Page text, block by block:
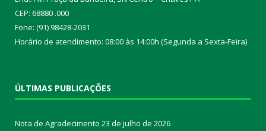
CEP: 68880 .000
Fone: (91) 98428-2031
Horário de atendimento: 08:00 às 14:00h (Segunda a Sexta-Feira)
ÚLTIMAS PUBLICAÇÕES
Nota de Agradecimento 23 de julho de 2026